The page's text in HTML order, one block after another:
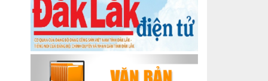
ĐẮK LẮK GIAI ĐOẠN 2018-2020